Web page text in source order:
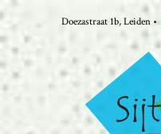
Ga
naar
de
inhoud
Doezastraat 1b, Leiden •